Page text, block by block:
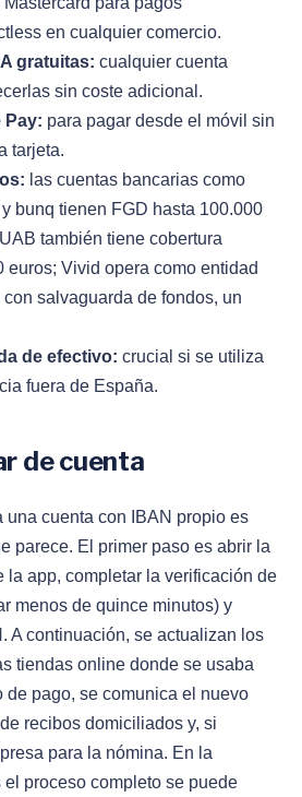
en cualquier comercio.
gratuitas: cualquier cuenta
sin coste adicional.
Pay: para pagar desde el móvil sin
tarjeta.
las cuentas bancarias como
bunq tienen FGD hasta 100.000
también tiene cobertura
euros; Vivid opera como entidad
salvaguarda de fondos, un
de efectivo: crucial si se utiliza
fuera de España.
de cuenta
una cuenta con IBAN propio es
parece. El primer paso es abrir la
la app, completar la verificación de
menos de quince minutos) y
A continuación, se actualizan los
tiendas online donde se usaba
de pago, se comunica el nuevo
recibos domiciliados y, si
para la nómina. En la
proceso completo se puede